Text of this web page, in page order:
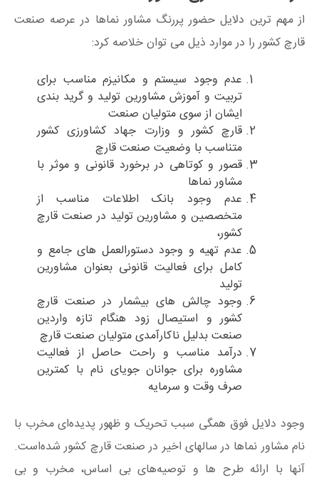
از مهم ترین دلایل حضور پررنگ مشاور نماها در عرصه صنعت
قارچ کشور را در موارد ذیل می توان خلاصه کرد:
عدم وجود سیستم و مکانیزم مناسب برای
تربیت و آموزش مشاورین تولید و گرید بندی
ایشان از سوی متولیان صنعت
قارچ کشور و وزارت جهاد کشاورزی کشور
متناسب با وضعیت صنعت قارچ
قصور و کوتاهی در برخورد قانونی و موثر با
مشاور نماها
عدم وجود بانک اطلاعات مناسب از
متخصصین و مشاورین تولید در صنعت قارچ
کشور،
عدم تهیه و وجود دستورالعمل های جامع و
کامل برای فعالیت قانونی بعنوان مشاورین
تولید
وجود چالش های بیشمار در صنعت قارچ
کشور و استیصال زود هنگام تازه واردین
صنعت بدلیل ناکارآمدی متولیان صنعت قارچ
درآمد مناسب و راحت حاصل از فعالیت
مشاوره برای جوانان جویای نام با کمترین
صرف وقت و سرمایه
وجود دلایل فوق همگی سبب تحریک و ظهور پدیده‌ای مخرب با
نام مشاور نماها در سالهای اخیر در صنعت قارچ کشور شده‌است.
آنها با ارائه طرح ها و توصیه‌های بی اساس، مخرب و بی